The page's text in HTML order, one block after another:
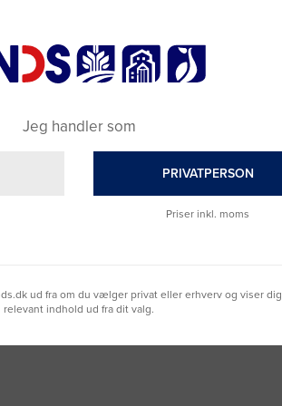
–se oversigten her
Jeg handler som
PRIVATPERSON
Priser inkl. moms
ud fra om du vælger privat eller erhverv og viser
relevant indhold ud fra dit valg.